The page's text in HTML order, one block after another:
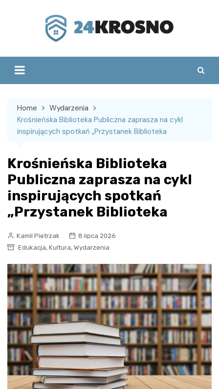
Home
Wydarzenia
Krośnieńska Biblioteka Publiczna zaprasza na cykl
inspirujących spotkań „Przystanek Biblioteka
Krośnieńska Biblioteka
Publiczna zaprasza na cykl
inspirujących spotkań
„Przystanek Biblioteka
Kamil Pietrzak
8 lipca 2026
Edukacja, Kultura, Wydarzenia